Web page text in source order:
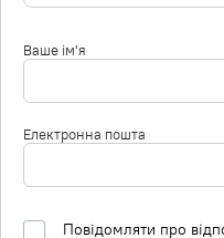
Ваше ім'я
Електронна пошта
Повідомляти про